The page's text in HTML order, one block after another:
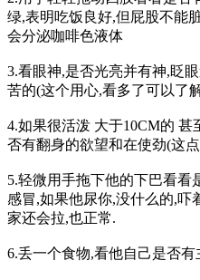
绿,表明吃饭良好,但屁股不能
会分泌咖啡色液体
3.看眼神,是否光亮并有神,眨
苦的(这个用心,看多了可以了
4.如果很活泼 大于10CM的
否有翻身的欲望和在使劲(这
5.轻微用手拖下他的下巴看看
感冒,如果他尿你,没什么的,吓
家还会拉,也正常.
6.丢一个食物,看他自己是否